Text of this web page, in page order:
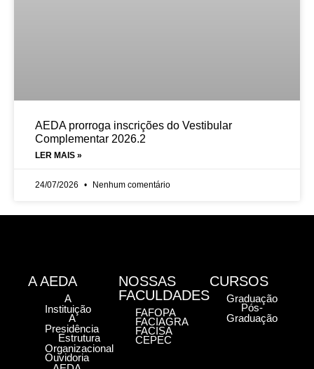
AEDA prorroga inscrições do Vestibular
Complementar 2026.2
LER MAIS »
24/07/2026 Nenhum comentário
A AEDA
A
Instituição
A
Presidência
Estrutura
Organizacional
Ouvidoria
NOSSAS
FACULDADES
FAFOPA
FACIAGRA
FACISA
CEPEC
CURSOS
Graduação
Pós-
Graduação